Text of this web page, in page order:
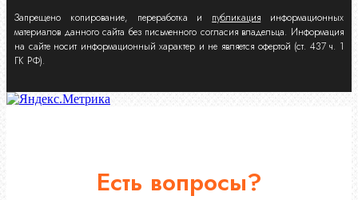
Запрещено копирование, переработка и публикация информационных
материалов данного сайта без письменного согласия владельца. Информация
на сайте носит информационный характер и не является офертой (ст. 437 ч. 1
ГК РФ).
Есть вопросы?